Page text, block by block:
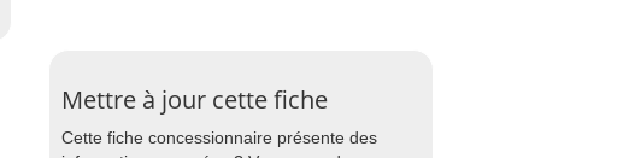
Mettre à jour cette fiche
Cette fiche concessionnaire présente des